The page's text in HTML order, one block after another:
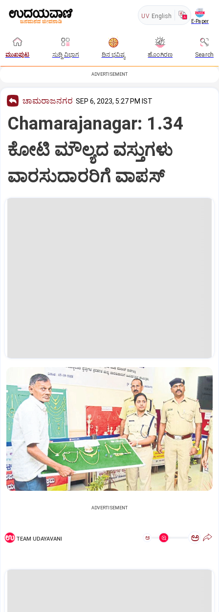
UV English
E-Paper
ಮುಖಪುಟ ಸುದ್ದಿ ವಿಭಾಗ ದಿನ ಭವಿಷ್ಯ ಹೊಂಗಿರಣ Search
ADVERTISEMENT
ಚಾಮರಾಜನಗರ SEP 6, 2023, 5:27 PM IST
Chamarajanagar: 1.34
ಕೋಟಿ ಮೌಲ್ಯದ ವಸ್ತುಗಳು
ವಾರಸುದಾರರಿಗೆ ವಾಪಸ್‌
ADVERTISEMENT
TEAM UDAYAVANI ಅ ಅ